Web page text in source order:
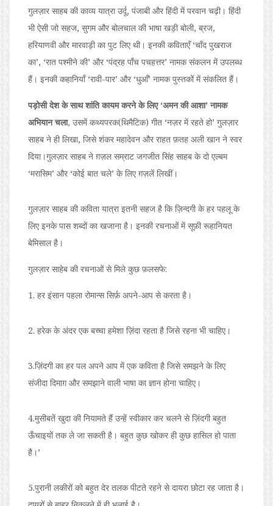
गुलज़ार साहब की काव्य यात्रा उर्दू, पंजाबी और हिंदी में परवान चढ़ी। हिंदी
भी ऐसी जो सहज, सुगम और बोलचाल की भाषा खड़ी बोली, ब्रज,
हरियाणवी और मारवाड़ी का पुट लिए थी। इनकी कविताएँ ‘चाँद पुखराज
का’, ‘रात पश्मीने की’ और ‘पंद्रह पाँच पचहत्तर’ नामक संकलन में उपलब्ध
हैं। इनकी कहानियाँ ‘रावी-पार’ और ‘धुआँ’ नामक पुस्तकों में संकलित हैं।
पड़ोसी देश के साथ शांति कायम करने के लिए ‘अमन की आशा’ नामक
अभियान चला, उसमें कथ्यपरक(थिमैटिक) गीत ‘नज़र में रहते हो’ गुलज़ार
साहब ने ही लिखा, जिसे शंकर महादेवन और राहत फ़तह अली खान ने स्वर
दिया।गुलज़ार साहब ने ग़ज़ल सम्राट जगजीत सिंह साहब के दो एल्बम
‘मरासिम’ और ‘कोई बात चले’ के लिए ग़ज़लें लिखीं।
गुलज़ार साहब की कविता यात्रा इतनी सहज है कि ज़िन्दगी के हर पहलू के
लिए इनके पास शब्दों का खजाना है। इनकी रचनाओं में सूफ़ी रूहानियत
बेमिसाल है।
गुलज़ार साहेब की रचनाओं से मिले कुछ फ़लसफे:
1. हर इंसान पहला रोमान्स सिर्फ़ अपने-आप से करता है।
2. हरेक के अंदर एक बच्चा हमेशा ज़िंदा रहता है जिसे रहना भी चाहिए।
3.ज़िंदगी का हर पल अपने आप में एक कविता है जिसे समझने के लिए
संजीदा दिमाग़ और समझाने वाली भाषा का ज्ञान होना चाहिए।
4.मुसीबतें खुदा की नियामते हैं उन्हें स्वीकार कर चलने से ज़िंदगी बहुत
ऊँचाइयों तक ले जा सकती है। बहुत कुछ खोकर ही कुछ हासिल हो पाता
है।’
5.पुरानी लकीरों को बहुत देर तलक पीटते रहने से दायरा छोटा रह जाता है।